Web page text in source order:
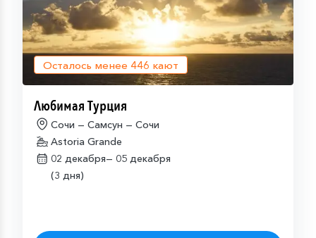
Осталось менее 446 кают
Любимая Турция
Сочи — Самсун — Сочи
Astoria Grande
02 декабря— 05 декабря
(3 дня)